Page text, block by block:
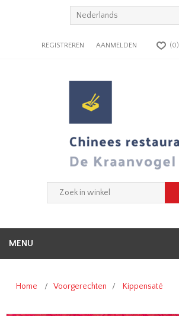
REGISTREREN AANMELDEN (0)
MENU
Home / Voorgerechten / Kippensaté